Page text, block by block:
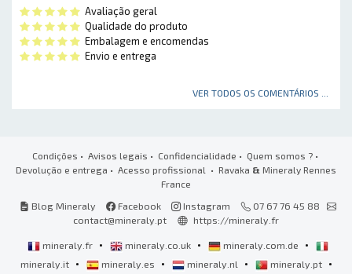
Avaliação geral
Qualidade do produto
Embalagem e encomendas
Envio e entrega
VER TODOS OS COMENTÁRIOS ...
Condições • Avisos legais • Confidencialidade • Quem somos ?•
Devolução e entrega • Acesso profissional • Ravaka & Mineraly Rennes
France
Blog Mineraly
Facebook Instagram
07 67 76 45 88
contact@mineraly.pt
https://mineraly.fr
mineraly.fr • mineraly.co.uk • mineraly.com.de •
mineraly.it • mineraly.es • mineraly.nl • mineraly.pt •